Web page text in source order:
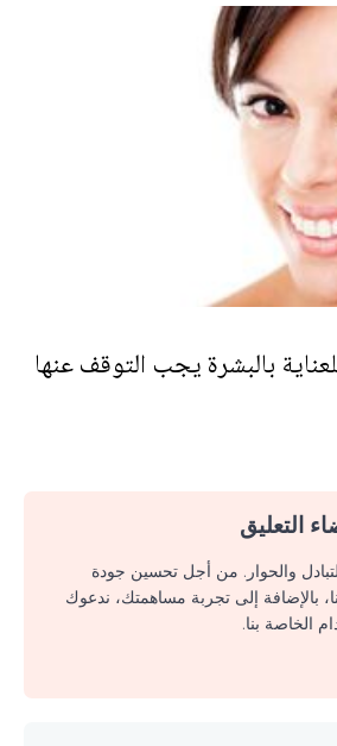
بالبشرة يجب التوقف عنها
التعليق
والحوار. من أجل تحسين جودة
بالإضافة إلى تجربة مساهمتك، ندعوك
الخاصة بنا.